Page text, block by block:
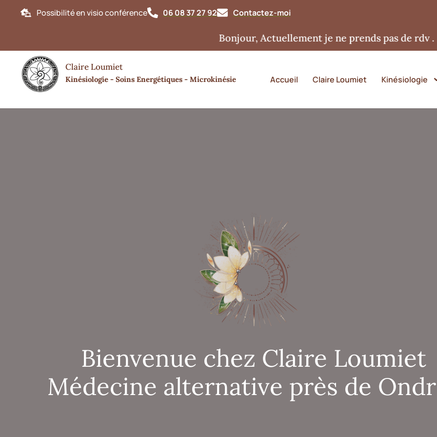
Possibilité en visio conférence 06 08 37 27 92 Contactez-moi
Bonjour, Actuellement je ne prends pas de rdv .
Claire Loumiet
Kinésiologie - Soins Energétiques - Microkinésie Accueil Claire Loumiet Kinésiologie
Bienvenue chez Claire Loumiet
Médecine alternative près de